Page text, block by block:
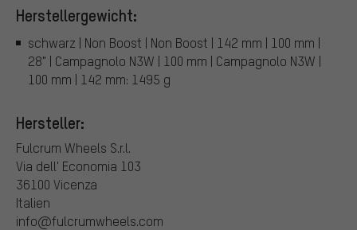
Herstellergewicht:
schwarz | Non Boost | Non Boost | 142 mm | 100 mm |
28" | Campagnolo N3W | 100 mm | Campagnolo N3W |
100 mm | 142 mm: 1495 g
Hersteller:
Fulcrum Wheels S.r.l.
Via dell' Economia 103
36100 Vicenza
Italien
info@fulcrumwheels.com